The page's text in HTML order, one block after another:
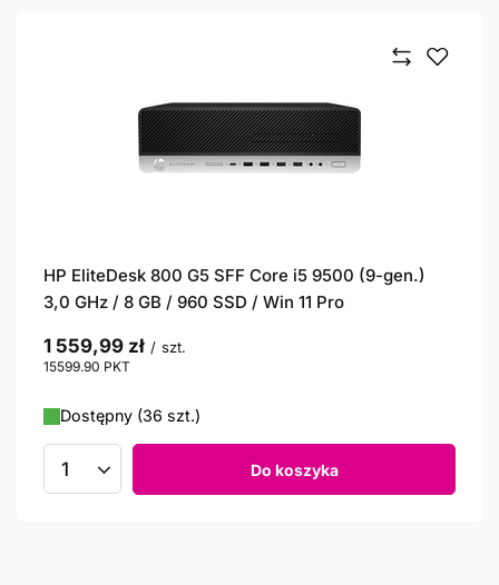
HP EliteDesk 800 G5 SFF Core i5 9500 (9-gen.)
3,0 GHz / 8 GB / 960 SSD / Win 11 Pro
1 559,99 zł / szt.
15599.90 PKT
Dostępny (36 szt.)
Ilość produktów Do koszyka